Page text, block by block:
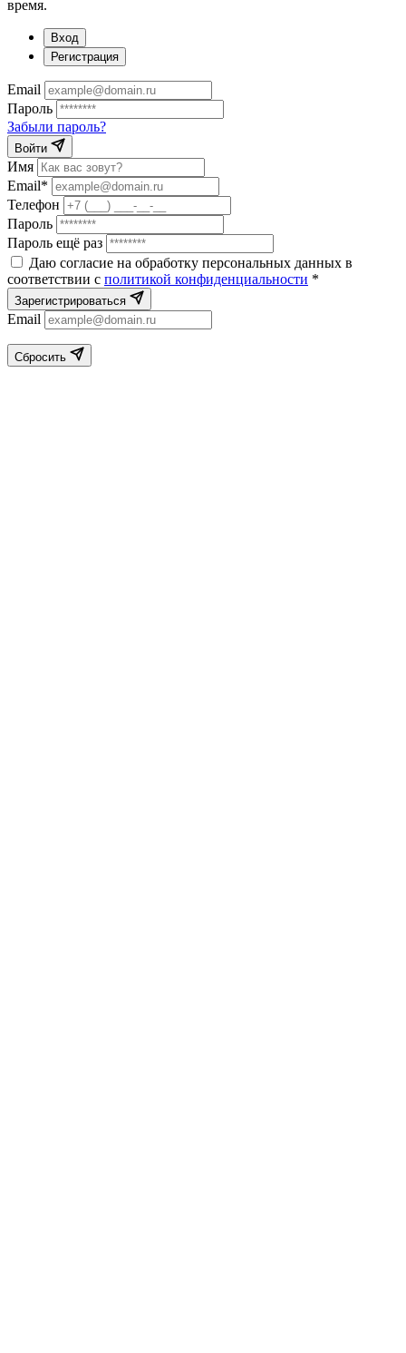
время.
Вход
Регистрация
Email
Пароль
Забыли пароль?
Войти
Имя
Email*
Телефон
Пароль
Пароль ещё раз
Даю согласие на обработку персональных данных в
соответствии с политикой конфиденциальности *
Зарегистрироваться
Email
Сбросить